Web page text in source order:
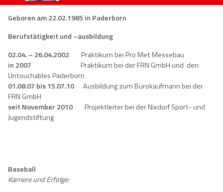
Geboren am 22.02.1985 in Paderborn
Berufstätigkeit und –ausbildung
02.04. – 26.04.2002
Praktikum bei Pro Met Messebau
in 2007
Praktikum bei der FRN GmbH und den
Untouchables Paderborn
01.08.07 bis 15.07.10 Ausbildung zum Bürokaufmann bei der
FRN GmbH
seit November 2010 Projektleiter bei der Nixdorf Sport- und
Jugendstiftung
Baseball
Karriere und Erfolge: